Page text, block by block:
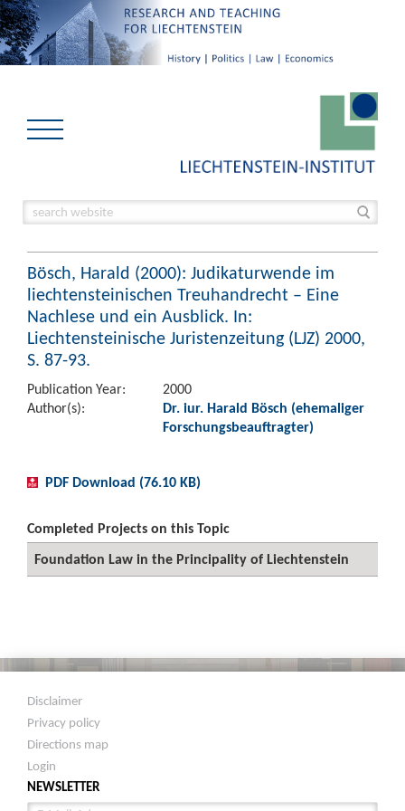
Bösch, Harald (2000): Judikaturwende im
liechtensteinischen Treuhandrecht – Eine
Nachlese und ein Ausblick. In:
Liechtensteinische Juristenzeitung (LJZ) 2000,
S. 87-93.
Publication Year:
2000
Author(s):
Dr. iur. Harald Bösch (ehemaliger
Forschungsbeauftragter)
PDF Download (76.10 KB)
Completed Projects on this Topic
Foundation Law in the Principality of Liechtenstein
Disclaimer
Privacy policy
Directions map
Login
NEWSLETTER